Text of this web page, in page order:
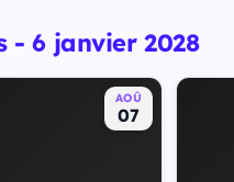
- 6 janvier 2028
AOÛ
07